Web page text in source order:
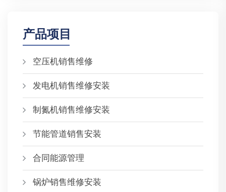
产品项目
空压机销售维修
发电机销售维修安装
制氮机销售维修安装
节能管道销售安装
合同能源管理
锅炉销售维修安装